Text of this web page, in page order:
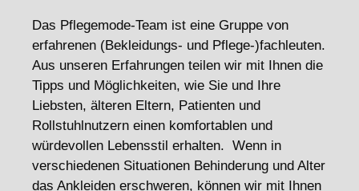
Das Pflegemode-Team ist eine Gruppe von
erfahrenen (Bekleidungs- und Pflege-)fachleuten.
Aus unseren Erfahrungen teilen wir mit Ihnen die
Tipps und Möglichkeiten, wie Sie und Ihre
Liebsten, älteren Eltern, Patienten und
Rollstuhlnutzern einen komfortablen und
würdevollen Lebensstil erhalten. Wenn in
verschiedenen Situationen Behinderung und Alter
das Ankleiden erschweren, können wir mit Ihnen